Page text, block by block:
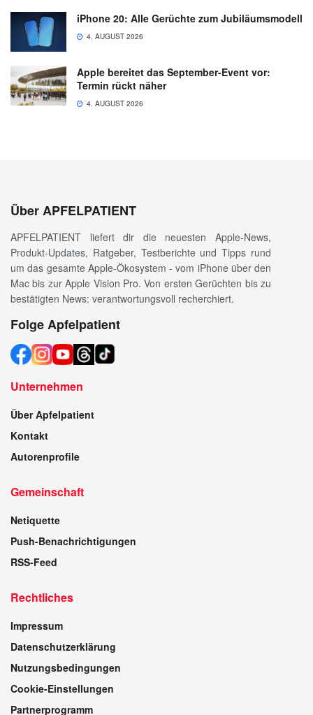
iPhone 20: Alle Gerüchte zum Jubiläumsmodell
4. AUGUST 2026
Apple bereitet das September-Event vor:
Termin rückt näher
4. AUGUST 2026
Über APFELPATIENT
APFELPATIENT liefert dir die neuesten Apple-News,
Produkt-Updates, Ratgeber, Testberichte und Tipps rund
um das gesamte Apple-Ökosystem - vom iPhone über den
Mac bis zur Apple Vision Pro. Von ersten Gerüchten bis zu
bestätigten News: verantwortungsvoll recherchiert.
Folge Apfelpatient
Unternehmen
Über Apfelpatient
Kontakt
Autorenprofile
Gemeinschaft
Netiquette
Push-Benachrichtigungen
RSS-Feed
Rechtliches
Impressum
Datenschutzerklärung
Nutzungsbedingungen
Cookie-Einstellungen
Partnerprogramm